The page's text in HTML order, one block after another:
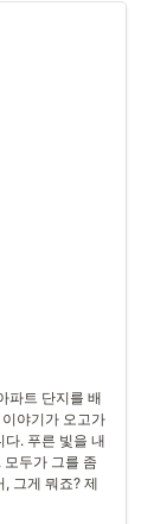
파트 단지를 배
야기가 오고가
. 푸른 빛을 내
두가 그를 좀
그게 뭐죠? 제